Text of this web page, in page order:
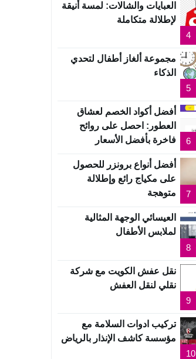
4
العبايات والشالات: لمسة أنيقة
لإطلالة متكاملة
5
مجموعة ألغاز أطفال لتحدي
الذكاء
6
أفضل أكواد الخصم لعشاق
العطور: احصل على روائح
فاخرة بأفضل الأسعار
7
أفضل أنواع برونزر للحصول
على مكياج رائع وإطلالة
متوهجة
8
العيسائي الوجهة المثالية
لملابس الأطفال
9
نقل عفش الكويت مع شركة
نقلي لنقل العفش
10
تركيب ادوات السلامة مع
مؤسسة كاشف الإنذار بالرياض